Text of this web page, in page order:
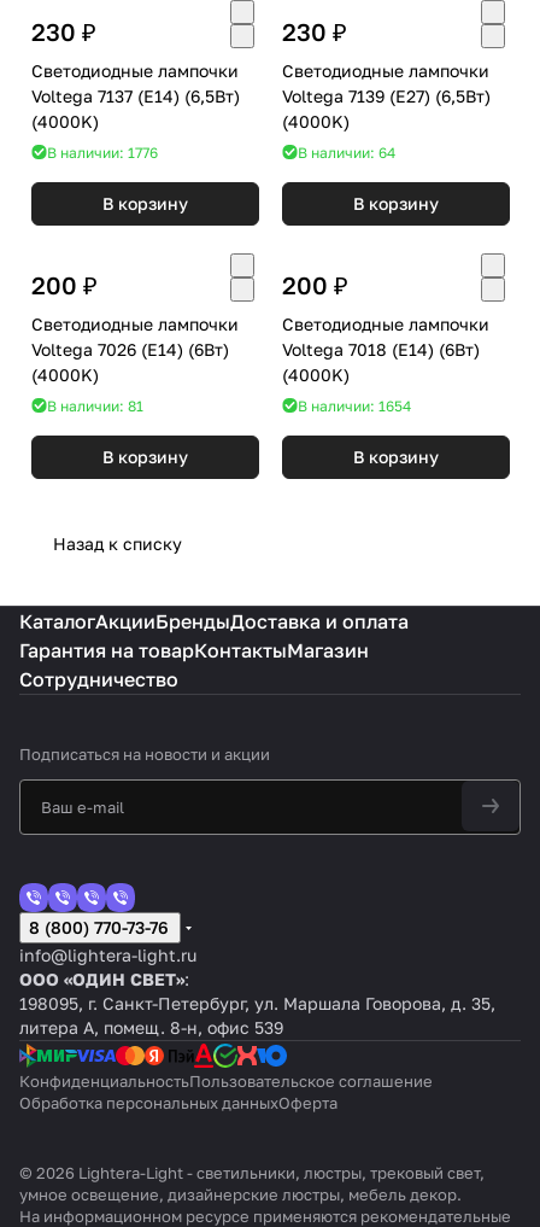
230 ₽
Светодиодные лампочки
Voltega 7137 (E14) (6,5Вт)
(4000K)
В наличии: 1776
В корзину
230 ₽
Светодиодные лампочки
Voltega 7139 (E27) (6,5Вт)
(4000K)
В наличии: 64
В корзину
200 ₽
Светодиодные лампочки
Voltega 7026 (E14) (6Вт)
(4000K)
В наличии: 81
В корзину
200 ₽
Светодиодные лампочки
Voltega 7018 (E14) (6Вт)
(4000K)
В наличии: 1654
В корзину
Назад к списку
КаталогАкцииБрендыДоставка и оплата
Гарантия на товарКонтактыМагазин
Сотрудничество
Подписаться на новости и акции
8 (800) 770-73-76
info@lightera-light.ru
ООО «ОДИН СВЕТ»:
198095, г. Санкт-Петербург, ул. Маршала Говорова, д. 35,
литера А, помещ. 8-н, офис 539
КонфиденциальностьПользовательское соглашение
Обработка персональных данныхОферта
© 2026 Lightera-Light - светильники, люстры, трековый свет,
умное освещение, дизайнерские люстры, мебель декор.
На информационном ресурсе применяются рекомендательные